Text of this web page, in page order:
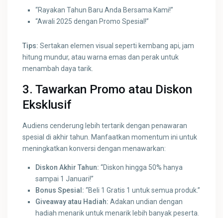
“Rayakan Tahun Baru Anda Bersama Kami!”
“Awali 2025 dengan Promo Spesial!”
Tips: Sertakan elemen visual seperti kembang api, jam
hitung mundur, atau warna emas dan perak untuk
menambah daya tarik.
3. Tawarkan Promo atau Diskon
Eksklusif
Audiens cenderung lebih tertarik dengan penawaran
spesial di akhir tahun. Manfaatkan momentum ini untuk
meningkatkan konversi dengan menawarkan:
Diskon Akhir Tahun: “Diskon hingga 50% hanya
sampai 1 Januari!”
Bonus Spesial: “Beli 1 Gratis 1 untuk semua produk.”
Giveaway atau Hadiah: Adakan undian dengan
hadiah menarik untuk menarik lebih banyak peserta.